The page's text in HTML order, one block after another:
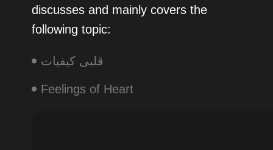
discusses and mainly covers the
following topic:
قلبی کیفیات
Feelings of Heart